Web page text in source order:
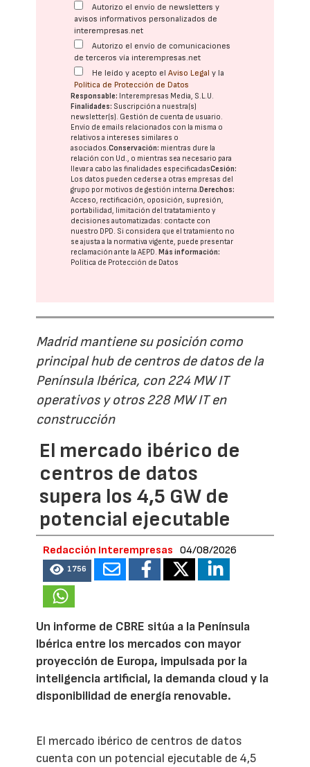
Autorizo el envío de newsletters y
avisos informativos personalizados de
interempresas.net
Autorizo el envío de comunicaciones
de terceros vía interempresas.net
He leído y acepto elAviso Legal y la
Política de Protección de Datos
Responsable: Interempresas Media, S.L.U.
Finalidades: Suscripción a nuestra(s)
newsletter(s). Gestión de cuenta de usuario.
Envío de emails relacionados con la misma o
relativos a intereses similares o
asociados.Conservación: mientras dure la
relación con Ud., o mientras sea necesario para
llevar a cabo las finalidades especificadasCesión:
Los datos pueden cederse a otras empresas del
grupo por motivos de gestión interna. Derechos:
Acceso, rectificación, oposición, supresión,
portabilidad, limitación del tratatamiento y
decisiones automatizadas: contacte con
nuestro DPD. Si considera que el tratamiento no
se ajusta a la normativa vigente, puede presentar
reclamación ante laAEPD. Más información:
Política de Protección de Datos
Madrid mantiene su posición como
principal hub de centros de datos de la
Península Ibérica, con 224 MW IT
operativos y otros 228 MW IT en
construcción
El mercado ibérico de
centros de datos
supera los 4,5 GW de
potencial ejecutable
Redacción Interempresas 04/08/2026
1756
Un informe de CBRE sitúa a la Península
Ibérica entre los mercados con mayor
proyección de Europa, impulsada por la
inteligencia artificial, la demanda cloud y la
disponibilidad de energía renovable.
El mercado ibérico de centros de datos
cuenta con un potencial ejecutable de 4,5